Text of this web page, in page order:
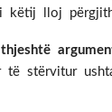
këtij lloj
të stërvitur